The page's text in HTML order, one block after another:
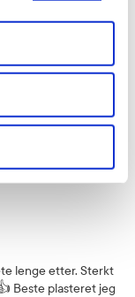
lenge etter. Sterkt
Beste plasteret jeg